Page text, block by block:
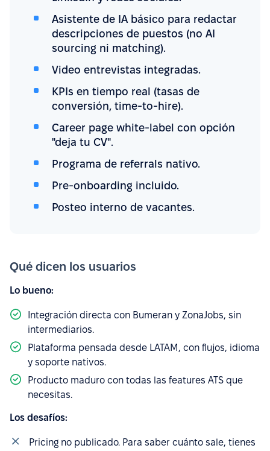
Asistente de IA básico para redactar
descripciones de puestos (no AI
sourcing ni matching).
Video entrevistas integradas.
KPIs en tiempo real (tasas de
conversión, time-to-hire).
Career page white-label con opción
"deja tu CV".
Programa de referrals nativo.
Pre-onboarding incluido.
Posteo interno de vacantes.
Qué dicen los usuarios
Lo bueno:
Integración directa con Bumeran y ZonaJobs, sin
intermediarios.
Plataforma pensada desde LATAM, con flujos, idioma
y soporte nativos.
Producto maduro con todas las features ATS que
necesitas.
Los desafíos:
Pricing no publicado. Para saber cuánto sale, tienes